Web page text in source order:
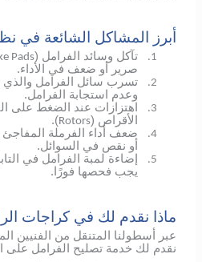
أبرز المشاكل الشائعة في
1. تآكل وسائد الفرامل (Pads
صرير أو ضعف في الأداء.
2.
تسرب سائل الفرامل
وعدم استجابة الفرامل.
3.
اهتزازات عند الضغط على
الأقراص (Rotors
).
4.
ضعف أداء الفرملة
أو نقص في السوائل.
5.
إضاءة لمبة الفرامل في
يجب فحصها فورًا.
ماذا نقدم لك في كراجات
عبر أسطولنا المتنقل من الفنيين
نقدم لك خدمة تصليح الفرامل